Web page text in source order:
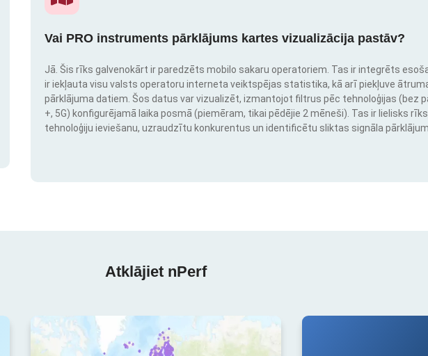
Vai PRO instruments pārklājums kartes vizualizācija pastāv?
Jā. Šis rīks galvenokārt ir paredzēts mobilo sakaru operatoriem. Tas ir integrēts
ir iekļauta visu valsts operatoru interneta veiktspējas statistika, kā arī piekļuve
pārklājuma datiem. Šos datus var vizualizēt, izmantojot filtrus pēc tehnoloģijas (bez
+, 5G) konfigurējamā laika posmā (piemēram, tikai pēdējie 2 mēneši). Tas ir lielisks
tehnoloģiju ieviešanu, uzraudzītu konkurentus un identificētu sliktas signāla
Atklājiet nPerf